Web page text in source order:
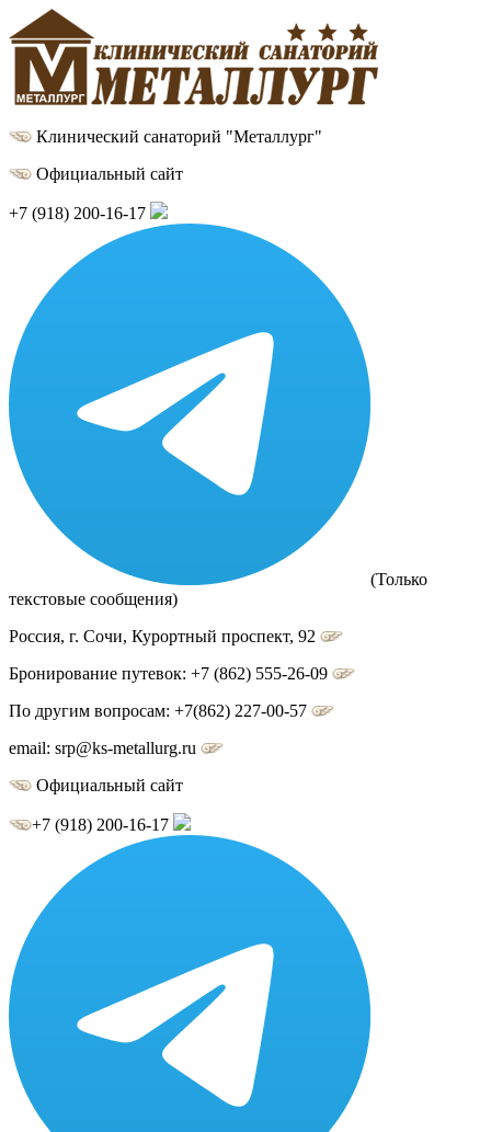
Клинический санаторий "Металлург"
Официальный сайт
+7 (918) 200-16-17
(Только
текстовые сообщения)
Россия, г. Сочи, Курортный проспект, 92
Бронирование путевок: +7 (862) 555-26-09
По другим вопросам: +7(862) 227-00-57
email: srp@ks-metallurg.ru
Официальный сайт
+7 (918) 200-16-17